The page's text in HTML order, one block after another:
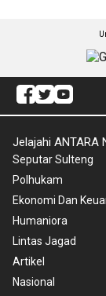
Jelajahi ANTARA
Seputar Sulteng
Polhukam
Ekonomi Dan
Humaniora
Lintas Jagad
Artikel
Nasional